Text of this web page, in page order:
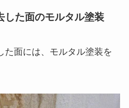
した面のモルタル塗装
た面には、モルタル塗装を